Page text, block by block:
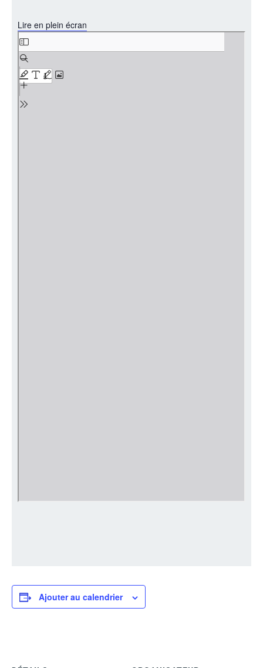
Lire en plein écran
Aller
au
contenu
PDF
Ajouter au calendrier